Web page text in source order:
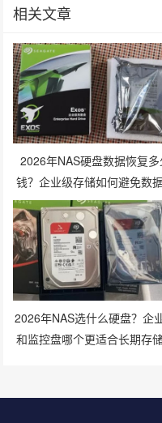
相关文章
2026年NAS硬盘数据恢复
钱？企业级存储如何避免数
失风险？
2026年NAS选什么硬盘？企
和监控盘哪个更适合长期存储